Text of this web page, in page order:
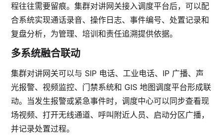
程往往需要留痕。集群对讲网关接入调度平台后，可以配
合系统实现通话录音、操作日志、事件编号、处置记录和
复盘分析，为管理、培训和责任追溯提供依据。
多系统融合联动
集群对讲网关可以与 SIP 电话、工业电话、IP 广播、声
光报警、视频监控、门禁系统和 GIS 地图调度平台形成联
动。当发生报警或紧急事件时，调度中心可以同步查看现
场视频、打开无线通道、呼叫附近人员、启动分区广播，
并记录处置过程。